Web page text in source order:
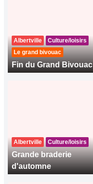
Albertville
Culture/loisirs
Le grand bivouac
Fin du Grand Bivouac
Albertville Culture/loisirs
Grande braderie
d'automne